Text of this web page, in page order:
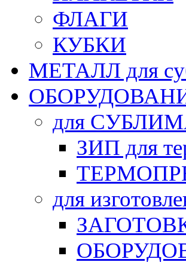
ФЛАГИ
КУБКИ
МЕТАЛЛ для
для
ЗИП для
для